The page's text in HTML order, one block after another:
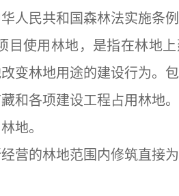
人民共和国森林法实施条例
使用林地，是指在林地上
变林地用途的建设行为。包
各项建设工程占用林地。
地。
的林地范围内修筑直接